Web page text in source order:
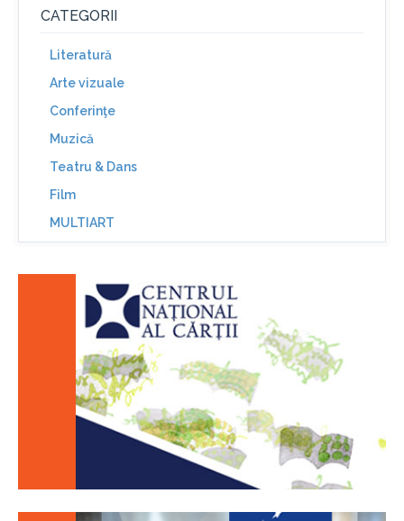
CATEGORII
Literatură
Arte vizuale
Conferinţe
Muzică
Teatru & Dans
Film
MULTIART